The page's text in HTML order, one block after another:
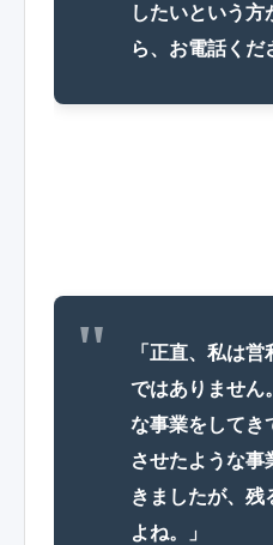
したいという方
ら、お電話くだ
「正直、私は
ではありません
な事業をしてき
させたような事
きましたが、残
よね。」